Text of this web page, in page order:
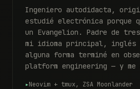
Ingeniero autodidacta,
estudié electrónica porque
un Evangelion. Padre de
mi idioma principal, inglés
alguna forma terminé en
platform engineering — y me
Neovim + tmux, ZSA Moonlander